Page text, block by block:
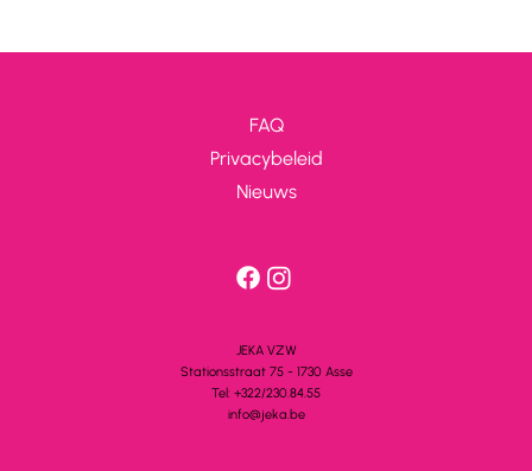
JEKA VZW
Stationsstraat 75 - 1730 Asse
Tel: +322/230.84.55
info@jeka.be
FAQ
Privacybeleid
Nieuws